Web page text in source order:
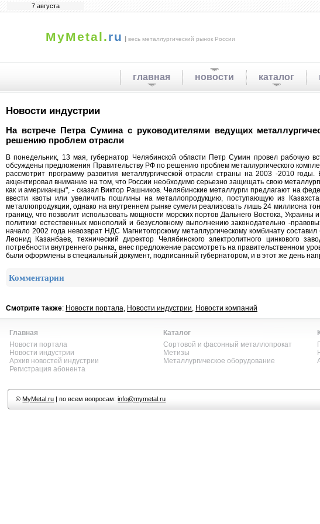
7 августа
MyMetal.ru | весь металлургический рынок России
главная новости каталог
Новости индустрии
Hа встрече Петра Сумина с руководителями ведущих
решению проблем отрасли
В понедельник, 13 мая, губернатор Челябинской области Петр Сумин провел рабочую
обсуждены предложения Правительству РФ по решению проблем металлургического
рассмотрит программу развития металлургической отрасли страны на 2003 -2010
акцентировал внимание на том, что России необходимо серьезно защищать свою
как и американцы", - сказал Виктор Рашников. Челябинские металлурги предлагают на
ввести квоты или увеличить пошлины на металлопродукцию, поступающую из
металлопродукции, однако на внутреннем рынке сумели реализовать лишь 24 миллиона
границу, что позволит использовать мощности морских портов Дальнего Востока,
политики естественных монополий и безусловному выполнению законодательно -
начало 2002 года невозврат HДС Магнитогорскому металлургическому комбинату
Леонид Казанбаев, технический директор Челябинского электролитного цинкового
потребности внутреннего рынка, внес предложение рассмотреть на правительственном
были оформлены в специальный документ, подписанный губернатором, и в этот же день
Комментарии
Смотрите также: Новости портала, Новости индустрии, Новости компаний
Главная
Новости портала
Новости индустрии
Архив новостей индустрии
Регистрация абонента
Каталог
Сортовой и фасонный металлопрокат
Метизы
Металлургическое оборудование
©MyMetal.ru | по всем вопросам:info@mymetal.ru